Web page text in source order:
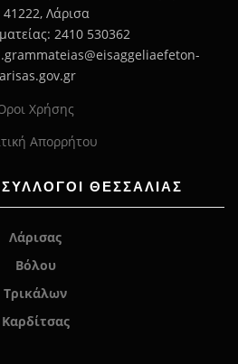
Λάρισα
2410 530362
Χρήσης
Απορρήτου
ΘΕΣΣΑΛΙΑΣ
Λάρισας
Βόλου
Τρικάλων
Καρδίτσας